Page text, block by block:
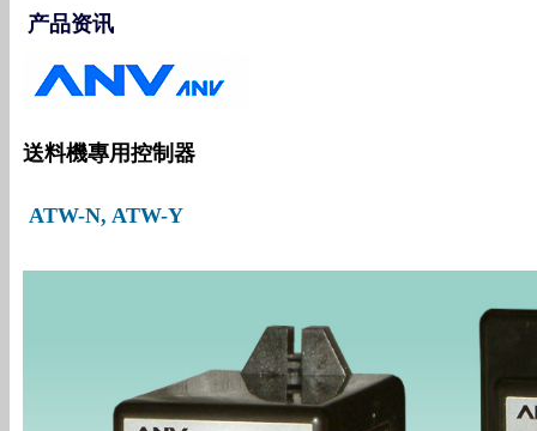
产品资讯
送料機專用控制器
ATW-N, ATW-Y